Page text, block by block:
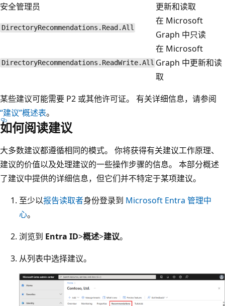
安全管理员
更新和读取
DirectoryRecommendations.Read.All
在 Microsoft
Graph 中只读
DirectoryRecommendations.ReadWrite.All
在 Microsoft
Graph 中更新和读
取
某些建议可能需要 P2 或其他许可证。 有关详细信息，请参阅
“建议”概述表。
如何阅读建议
大多数建议都遵循相同的模式。 你将获得有关建议工作原理、
建议的价值以及处理建议的一些操作步骤的信息。 本部分概述
了建议中提供的详细信息，但它们并不特定于某项建议。
至少以报告读取者身份登录到 Microsoft Entra 管理中
心。
浏览到 Entra ID>概述>建议。
从列表中选择建议。